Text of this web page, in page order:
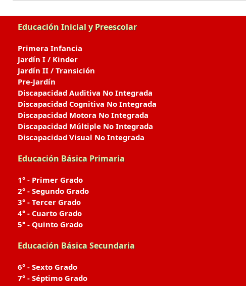
Educación Inicial y Preescolar
Primera Infancia
Jardín I / Kinder
Jardín II / Transición
Pre-Jardín
Discapacidad Auditiva No Integrada
Discapacidad Cognitiva No Integrada
Discapacidad Motora No Integrada
Discapacidad Múltiple No Integrada
Discapacidad Visual No Integrada
Educación Básica Primaria
1° - Primer Grado
2° - Segundo Grado
3° - Tercer Grado
4° - Cuarto Grado
5° - Quinto Grado
Educación Básica Secundaria
6° - Sexto Grado
7° - Séptimo Grado